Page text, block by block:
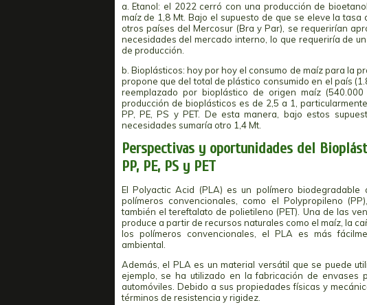
a. Etanol: el 2022 cerró con una producción de
maíz de 1,8 Mt. Bajo el supuesto de que se eleve la
otros países del Mercosur (Bra y Par), se requerirían
necesidades del mercado interno, lo que requeriría de
de producción.
b. Bioplásticos: hoy por hoy el consumo de maíz para la
propone que del total de plástico consumido en el país
reemplazado por bioplástico de origen maíz
producción de bioplásticos es de 2,5 a 1,
PP, PE, PS y PET. De esta manera, bajo estos
necesidades sumaría otro 1,4 Mt.
Perspectivas y oportunidades del
PP, PE, PS y PET
El Polyactic Acid (PLA) es un polímero
polímeros convencionales, como el Polypropileno
también el tereftalato de polietileno (PET). Una de las
produce a partir de recursos naturales como el maíz, la
los polímeros convencionales, el PLA es más
ambiental.
Además, el PLA es un material versátil que se puede
ejemplo, se ha utilizado en la fabricación de envases
automóviles. Debido a sus propiedades físicas y
términos de resistencia y rigidez.